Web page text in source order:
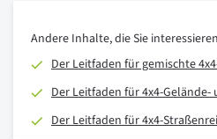
Andere Inhalte, die Sie
Der Leitfaden für gemischte
Der Leitfaden für 4x4-Gelände-
Der Leitfaden für 4x4-